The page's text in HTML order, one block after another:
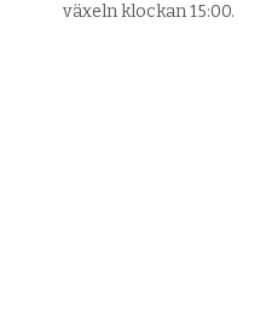
växeln klockan 15:00.